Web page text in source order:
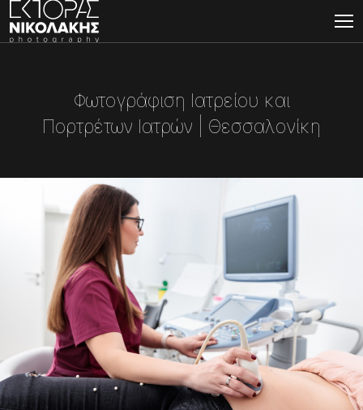
Φωτογράφιση Ιατρείου και
Πορτρέτων Ιατρών | Θεσσαλονίκη